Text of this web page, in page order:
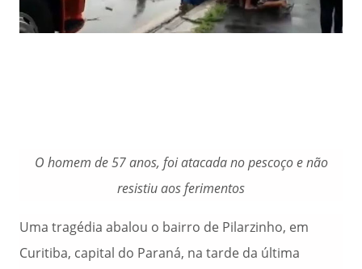
O homem de 57 anos, foi atacada no pescoço e não
resistiu aos ferimentos
Uma tragédia abalou o bairro de Pilarzinho, em
Curitiba, capital do Paraná, na tarde da última